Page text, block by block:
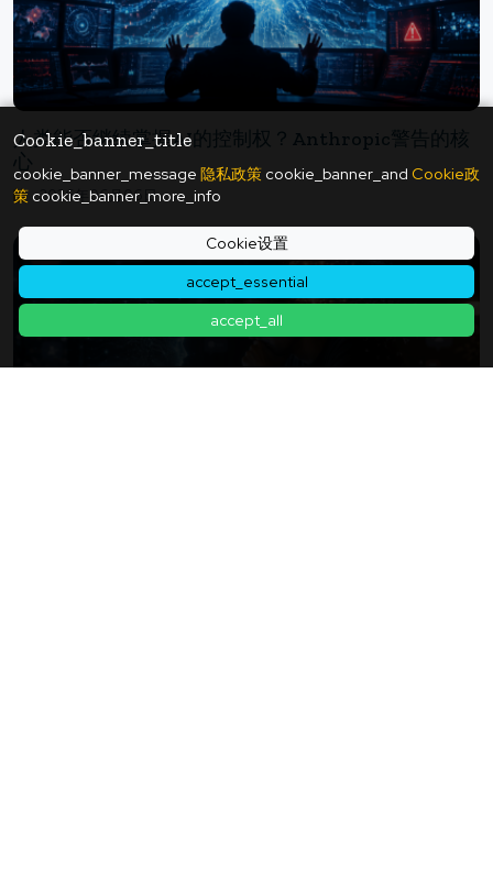
Cookie_banner_title
cookie_banner_message 隐私政策 cookie_banner_and Cookie政
策 cookie_banner_more_info
Cookie设置
accept_essential
accept_all
人类能否继续掌握AI的控制权？Anthropic警告的核
心
2026年06月06日